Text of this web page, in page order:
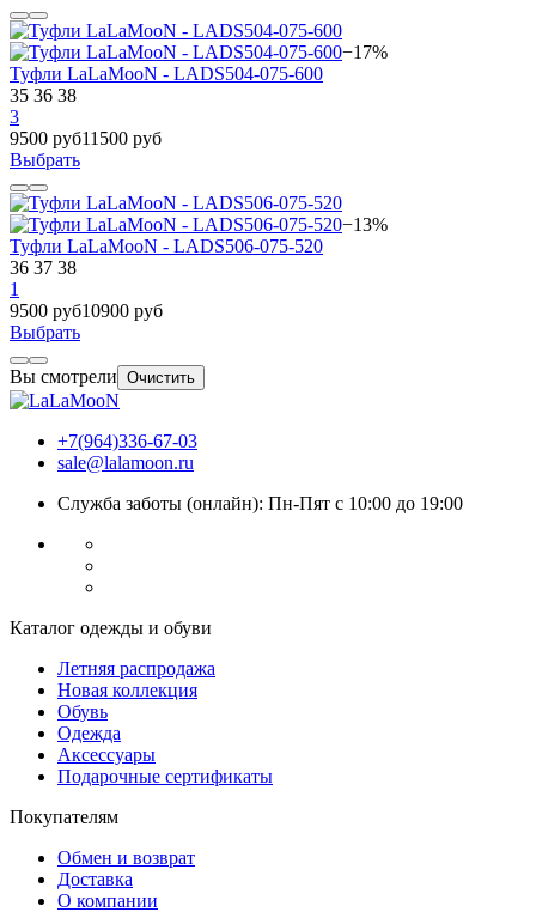
−17%
Туфли LaLaMooN - LADS504-075-600
35 36 38
3
9500 руб11500 руб
Выбрать
−13%
Туфли LaLaMooN - LADS506-075-520
36 37 38
1
9500 руб10900 руб
Выбрать
Вы смотрели Очистить
+7(964)336-67-03
sale@lalamoon.ru
Служба заботы (онлайн): Пн-Пят с 10:00 до 19:00
Каталог одежды и обуви
Летняя распродажа
Новая коллекция
Обувь
Одежда
Аксессуары
Подарочные сертификаты
Покупателям
Обмен и возврат
Доставка
О компании